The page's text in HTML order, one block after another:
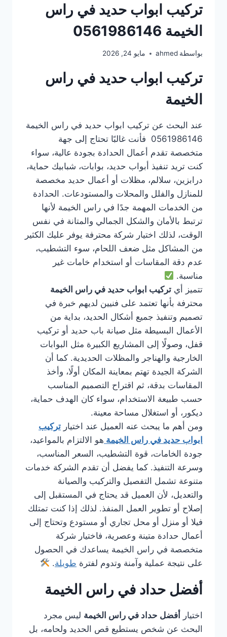
تركيب ابواب حديد في راس
الخيمة 0561986146
بواسطة ahmed مايو 24, 2026
تركيب ابواب حديد في راس
الخيمة
عند البحث عن تركيب ابواب حديد في راس الخيمة
0561986146 فأنت غالبًا تحتاج إلى جهة
متخصصة تقدم أعمال الحدادة بجودة عالية، سواء
كنت تريد تنفيذ أبواب حديد، بوابات، شبابيك حماية،
درابزين، سلالم، مظلات أو أعمال حديد مخصصة
للمنازل والفلل والمحلات والمستودعات. الحدادة
من الخدمات المهمة جدًا في راس الخيمة لأنها
ترتبط بالأمان والشكل الجمالي والمتانة في نفس
الوقت، لذلك اختيار شركة محترفة يوفر عليك الكثير
من المشاكل مثل ضعف اللحام، سوء التشطيب،
عدم دقة المقاسات أو استخدام خامات غير
مناسبة.
تتميز أي تركيب ابواب حديد في راس الخيمة
محترفة بأنها تعتمد على فنيين لديهم خبرة في
تصميم وتنفيذ جميع أشكال الحديد، بداية من
الأعمال البسيطة مثل صيانة باب حديد أو تركيب
قفل، وصولًا إلى المشاريع الكبيرة مثل البوابات
الخارجية والهناجر والمظلات الحديدية. كما أن
الشركة الجيدة تهتم بمعاينة المكان أولًا، وأخذ
المقاسات بدقة، ثم اقتراح التصميم المناسب
حسب طبيعة الاستخدام، سواء كان الهدف حماية،
ديكور، أو استغلال مساحة معينة.
ومن أهم ما يبحث عنه العميل عند اختيار تركيب
ابواب حديد في راس الخيمة هو الالتزام بالمواعيد،
جودة الخامات، قوة التشطيب، السعر المناسب،
وسرعة التنفيذ. كما يفضل أن تقدم الشركة خدمات
متنوعة تشمل التفصيل والتركيب والصيانة
والتعديل، لأن العميل قد يحتاج في المستقبل إلى
إصلاح أو تطوير العمل المنفذ. لذلك إذا كنت تمتلك
فيلا أو منزل أو محل تجاري أو مستودع وتحتاج إلى
أعمال حدادة متينة وعصرية، فاختيار شركة
متخصصة في راس الخيمة يساعدك في الحصول
على نتيجة عملية وآمنة وتدوم لفترة طويلة.
أفضل حداد في راس الخيمة
اختيار أفضل حداد في راس الخيمة ليس مجرد
البحث عن شخص يستطيع قص الحديد ولحامه، بل